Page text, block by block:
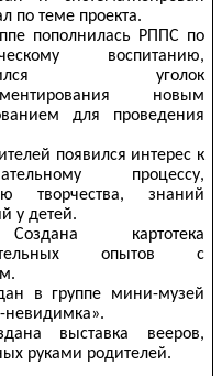
по теме проекта.
пополнилась РППС по
воспитанию,
уголок
новым
для проведения
появился интерес к
процессу,
творчества, знаний
у детей.
Создана картотека
опытов с
в группе мини-музей
невидимка».
выставка вееров,
руками родителей.